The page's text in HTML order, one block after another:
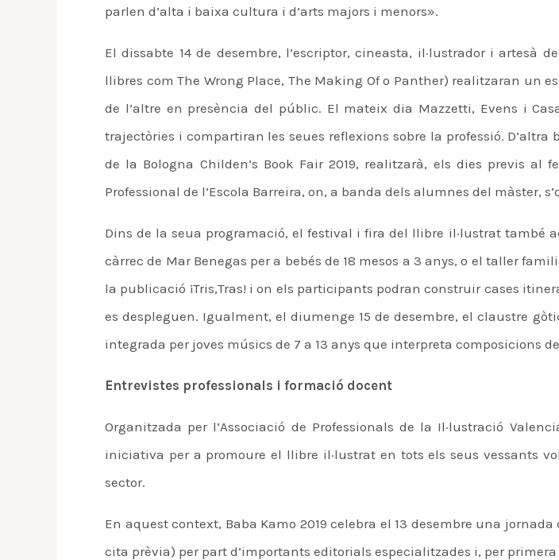
parlen d’alta i baixa cultura i d’arts majors i menors».
El dissabte 14 de desembre, l’escriptor, cineasta, il·lustrador i artesà
llibres com The Wrong Place, The Making Of o Panther) realitzaran un
de l’altre en presència del públic. El mateix dia Mazzetti, Evens i
trajectòries i compartiran les seues reflexions sobre la professió.
de la Bologna Childen’s Book Fair 2019, realitzarà, els dies previs al
Professional de l’Escola Barreira, on, a banda dels alumnes del màster,
Dins de la seua programació, el festival i fira del llibre il·lustrat
càrrec de Mar Benegas per a bebés de 18 mesos a 3 anys, o el taller
la publicació ¡Tris,Tras! i on els participants podran construir cases
es despleguen. Igualment, el diumenge 15 de desembre, el claustre
integrada per joves músics de 7 a 13 anys que interpreta composicions
Entrevistes professionals i formació docent
Organitzada per l’Associació de Professionals de la Il·lustració
iniciativa per a promoure el llibre il·lustrat en tots els seus vessants
sector.
En aquest context, Baba Kamo 2019 celebra el 13 desembre una
cita prèvia) per part d’importants editorials especialitzades i, per